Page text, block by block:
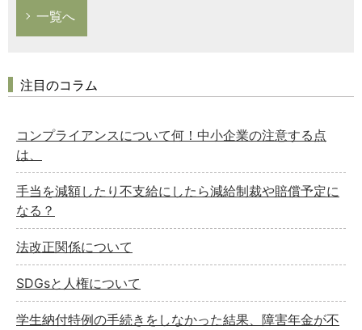
一覧へ
注目のコラム
コンプライアンスについて何！中小企業の注意する点
は、
手当を減額したり不支給にしたら減給制裁や賠償予定に
なる？
法改正関係について
SDGsと人権について
学生納付特例の手続きをしなかった結果、障害年金が不